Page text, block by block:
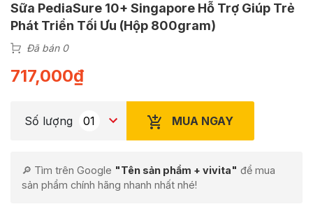
Sữa PediaSure 10+ Singapore Hỗ Trợ Giúp Trẻ
Phát Triển Tối Ưu (Hộp 800gram)
Đã bán 0
717,000₫
Số lượng MUA NGAY
🔎 Tìm trên Google "Tên sản phẩm + vivita" để mua
sản phẩm chính hãng nhanh nhất nhé!